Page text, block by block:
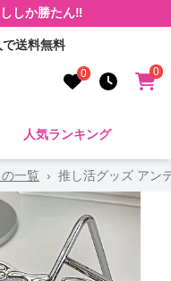
しか勝たん‼
送料無料
0 0
人気ランキング
一覧 › 推し活グッズ アン